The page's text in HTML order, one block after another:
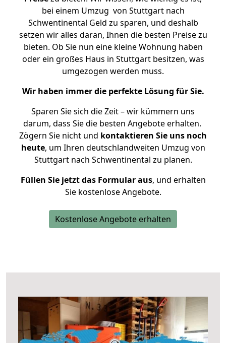
bei einem Umzug von Stuttgart nach
Schwentinental Geld zu sparen, und deshalb
setzen wir alles daran, Ihnen die besten Preise zu
bieten. Ob Sie nun eine kleine Wohnung haben
oder ein großes Haus in Stuttgart besitzen, was
umgezogen werden muss.
Wir haben immer die perfekte Lösung für Sie.
Sparen Sie sich die Zeit – wir kümmern uns
darum, dass Sie die besten Angebote erhalten.
Zögern Sie nicht und kontaktieren Sie uns noch
heute, um Ihren deutschlandweiten Umzug von
Stuttgart nach Schwentinental zu planen.
Füllen Sie jetzt das Formular aus, und erhalten
Sie kostenlose Angebote.
Kostenlose Angebote erhalten